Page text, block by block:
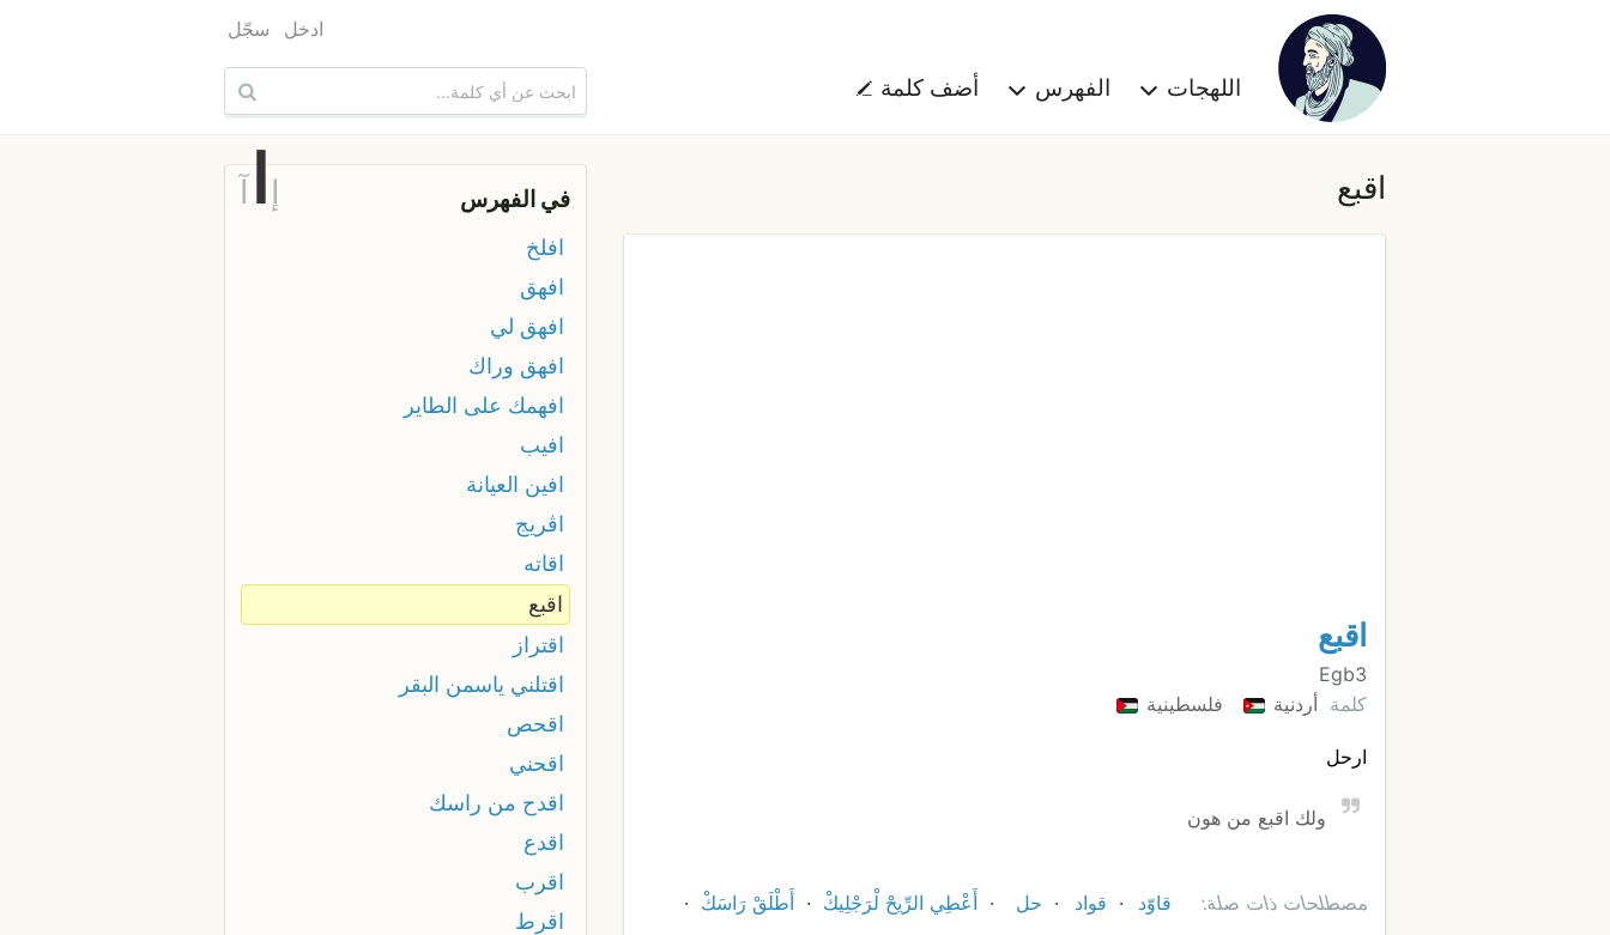
اللهجات الفهرس أضف كلمة
ادخل سجّل
اقبع
اقبع
Egb3
كلمة أردنية فلسطينية
ارحل
ولك اقبع من هون
مصطلحات ذات صلة: قاوّد قواد حل أَعْطِي الرِّيحْ لْرَجْلِيكْ
أَطْلَقْ رَاسَكْ
في الفهرس إ آ
افلخ
افهق
افهق لي
افهق وراك
افهمك على الطاير
افيب
افين العيانة
اڤريج
اقاته
اقبع
اقتراز
اقتلني ياسمن البقر
اقحص
اقحني
اقدح من راسك
اقدع
اقرب
اقرط